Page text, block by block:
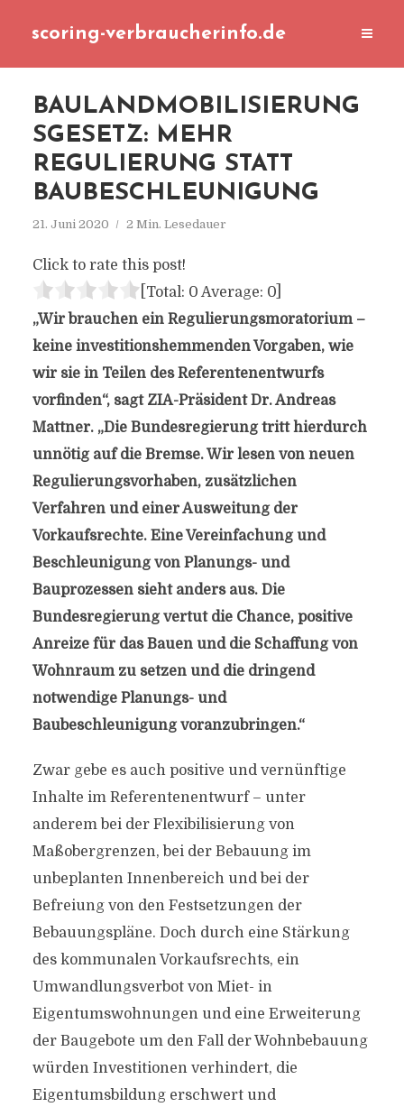
scoring-verbraucherinfo.de
BAULANDMOBILISIERUNG
SGESETZ: MEHR
REGULIERUNG STATT
BAUBESCHLEUNIGUNG
21. Juni 2020 2 Min. Lesedauer
Click to rate this post!
[Total: 0 Average: 0]
„Wir brauchen ein Regulierungsmoratorium –
keine investitionshemmenden Vorgaben, wie
wir sie in Teilen des Referentenentwurfs
vorfinden“, sagt ZIA-Präsident Dr. Andreas
Mattner. „Die Bundesregierung tritt hierdurch
unnötig auf die Bremse. Wir lesen von neuen
Regulierungsvorhaben, zusätzlichen
Verfahren und einer Ausweitung der
Vorkaufsrechte. Eine Vereinfachung und
Beschleunigung von Planungs- und
Bauprozessen sieht anders aus. Die
Bundesregierung vertut die Chance, positive
Anreize für das Bauen und die Schaffung von
Wohnraum zu setzen und die dringend
notwendige Planungs- und
Baubeschleunigung voranzubringen.“
Zwar gebe es auch positive und vernünftige
Inhalte im Referentenentwurf – unter
anderem bei der Flexibilisierung von
Maßobergrenzen, bei der Bebauung im
unbeplanten Innenbereich und bei der
Befreiung von den Festsetzungen der
Bebauungspläne. Doch durch eine Stärkung
des kommunalen Vorkaufsrechts, ein
Umwandlungsverbot von Miet- in
Eigentumswohnungen und eine Erweiterung
der Baugebote um den Fall der Wohnbebauung
würden Investitionen verhindert, die
Eigentumsbildung erschwert und